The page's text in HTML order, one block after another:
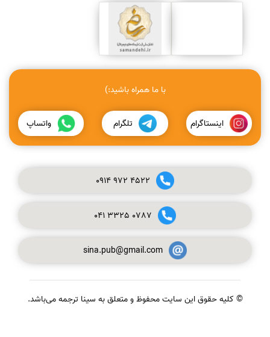
با ما همراه باشید:)
اینستاگرام تلگرام واتساپ
0914972 4522
041 3325 0787
sina.pub@gmail.com
© کلیه حقوق این سایت محفوظ و متعلق به سینا ترجمه می‌باشد.